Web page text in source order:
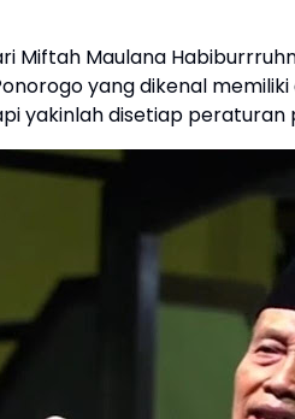
Miftah Maulana
yang dikenal
yakinlah disetiap